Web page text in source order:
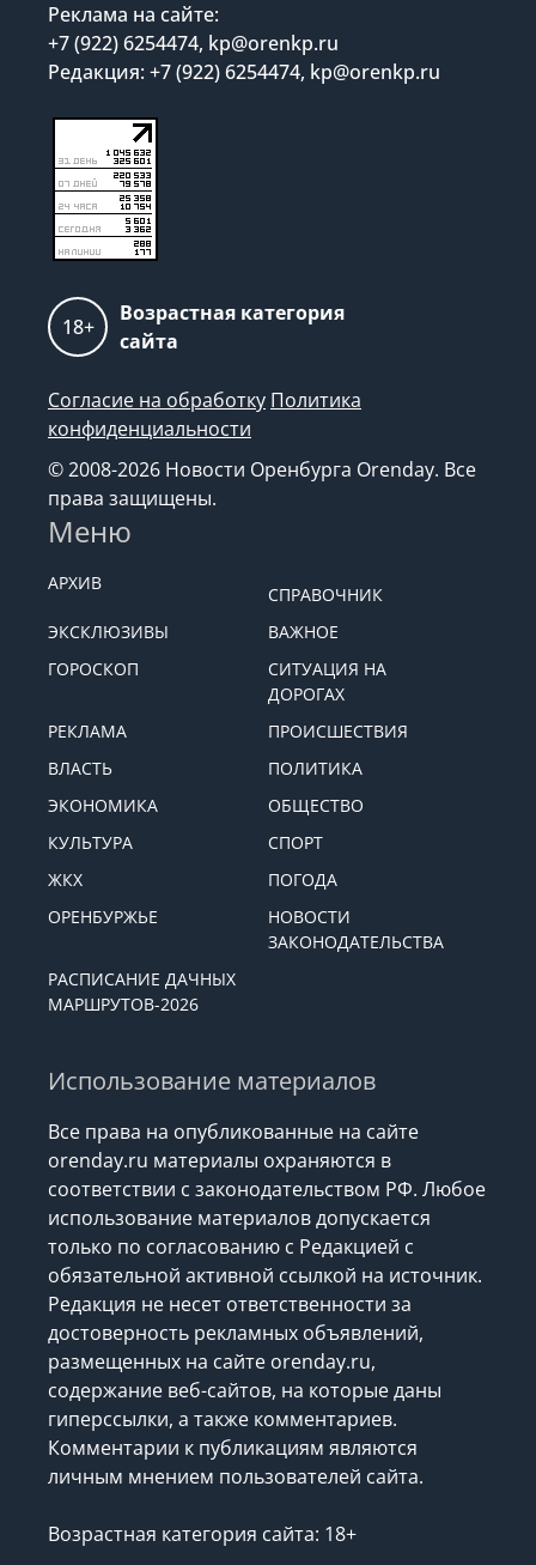
Реклама на сайте:
+7 (922) 6254474, kp@orenkp.ru
Редакция: +7 (922) 6254474, kp@orenkp.ru
18+
Возрастная категория
сайта
Согласие на обработку Политика
конфиденциальности
© 2008-2026 Новости Оренбурга Orenday. Все
права защищены.
Меню
АРХИВ
СПРАВОЧНИК
ЭКСКЛЮЗИВЫ
ВАЖНОЕ
ГОРОСКОП
СИТУАЦИЯ НА
ДОРОГАХ
РЕКЛАМА
ПРОИСШЕСТВИЯ
ВЛАСТЬ
ПОЛИТИКА
ЭКОНОМИКА
ОБЩЕСТВО
КУЛЬТУРА
СПОРТ
ЖКХ
ПОГОДА
ОРЕНБУРЖЬЕ
НОВОСТИ
ЗАКОНОДАТЕЛЬСТВА
РАСПИСАНИЕ ДАЧНЫХ
МАРШРУТОВ-2026
Использование материалов
Все права на опубликованные на сайте
orenday.ru материалы охраняются в
соответствии с законодательством РФ. Любое
использование материалов допускается
только по согласованию с Редакцией с
обязательной активной ссылкой на источник.
Редакция не несет ответственности за
достоверность рекламных объявлений,
размещенных на сайте orenday.ru,
содержание веб-сайтов, на которые даны
гиперссылки, а также комментариев.
Комментарии к публикациям являются
личным мнением пользователей сайта.
Возрастная категория сайта: 18+